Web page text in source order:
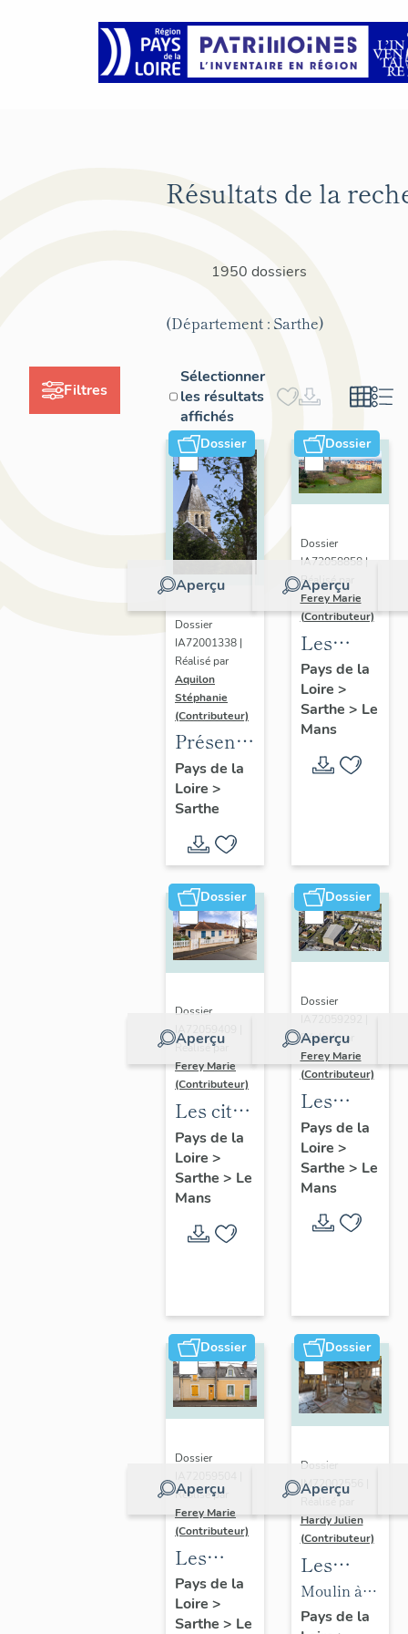
Filtres
Résultats de la
1950 dossiers
(Département : Sarthe)
Sélectionner
les résultats
affichés
Dossier
Aperçu
Dossier
IA72001338 |
Réalisé par
Aquilon
Stéphanie
(Contributeur)
Présentation
de
l'opération
Vallée
du Loir,
autour
de La
Chartre-
sur-le-
Loir
Pays de la
Loire >
Sarthe
Dossier
Aperçu
Dossier
IA72058858 |
Réalisé par
Ferey Marie
(Contributeur)
Les
faubourgs
du Mans
:
de
Pays de la
Loire >
Sarthe > Le
Mans
Dossier
Aperçu
Dossier
IA72059409 |
Réalisé par
Ferey Marie
(Contributeur)
Les cités
castors
du Mans
Pays de la
Loire >
Sarthe > Le
Mans
Dossier
Aperçu
Dossier
Réalisé par
Ferey Marie
(Contributeur)
Les
édifices
de culte
du XXe
Mans
Pays de la
Loire >
Sarthe > Le
Mans
Dossier
Aperçu
Dossier
Réalisé par
Ferey Marie
(Contributeur)
Les
maisons
faubouriennes
Pays de la
Loire >
Sarthe > Le
Dossier
Aperçu
Dossier
IM72002556 |
Hardy Julien
(Contributeur)
Les
machines
du
Moulin à
farine de
Pays de la